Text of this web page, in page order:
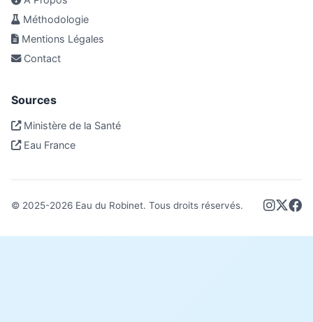
Méthodologie
Mentions Légales
Contact
Sources
Ministère de la Santé
Eau France
© 2025-2026 Eau du Robinet. Tous droits réservés.